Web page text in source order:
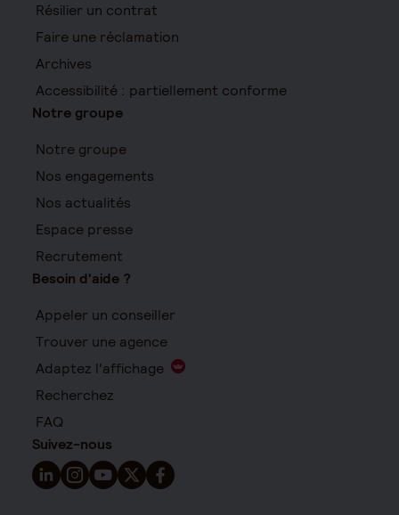
Résilier un contrat
Faire une réclamation
Archives
Accessibilité : partiellement conforme
Notre groupe
Notre groupe
Nos engagements
Nos actualités
Espace presse
Recrutement
Besoin d'aide ?
Appeler un conseiller
Trouver une agence
Adaptez l'affichage
Recherchez
FAQ
Suivez-nous
Suivez-nous sur LinkedIn - Nouvelle fenêtre
Suivez-nous sur Instagram - Nouvelle fenêtre
Suivez-nous sur YouTube - Nouvelle fenêtre
Suivez-nous sur X - Nouvelle fenêtre
Suivez-nous sur Facebook - Nouvelle